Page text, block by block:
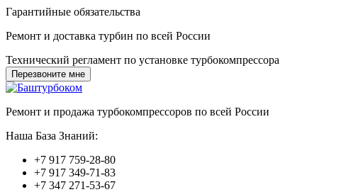
Гарантийные обязательства
Ремонт и доставка турбин по всей России
Технический регламент по установке турбокомпрессора
Перезвоните мне
Ремонт и продажа турбокомпрессоров по всей России
Наша База Знаний:
+7 917 759-28-80
+7 917 349-71-83
+7 347 271-53-67